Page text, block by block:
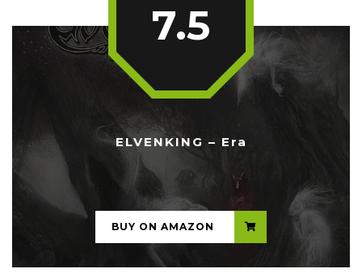
ELVENKING – Era
7.5
BUY ON AMAZON